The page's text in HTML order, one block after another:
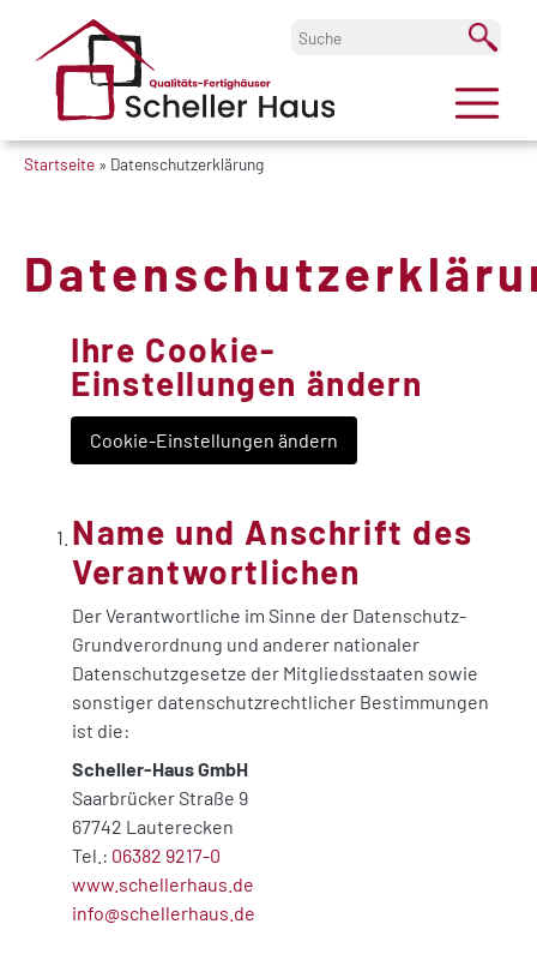
Startseite » Datenschutzerklärung
Ihre Cookie-
Einstellungen ändern
Cookie-Einstellungen ändern
Name und Anschrift des
Verantwortlichen
Der Verantwortliche im Sinne der Datenschutz-
Grundverordnung und anderer nationaler
Datenschutzgesetze der Mitgliedsstaaten sowie
sonstiger datenschutzrechtlicher Bestimmungen
ist die:
Scheller-Haus GmbH
Saarbrücker Straße 9
67742 Lauterecken
Tel.: 06382 9217-0
www.schellerhaus.de
info@schellerhaus.de